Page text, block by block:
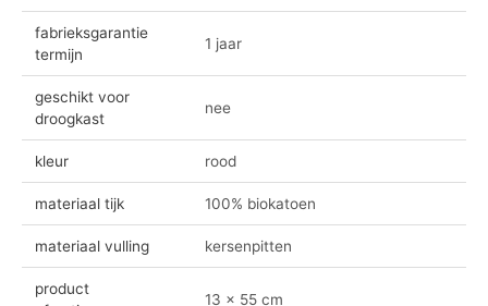
fabrieksgarantie
termijn
1 jaar
geschikt voor
droogkast
nee
kleur rood
materiaal tijk 100% biokatoen
materiaal vulling kersenpitten
product
13 x 55 cm